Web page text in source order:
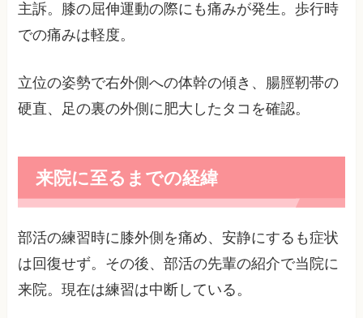
主訴。膝の屈伸運動の際にも痛みが発生。歩行時
での痛みは軽度。
立位の姿勢で右外側への体幹の傾き、腸脛靭帯の
硬直、足の裏の外側に肥大したタコを確認。
来院に至るまでの経緯
部活の練習時に膝外側を痛め、安静にするも症状
は回復せず。その後、部活の先輩の紹介で当院に
来院。現在は練習は中断している。